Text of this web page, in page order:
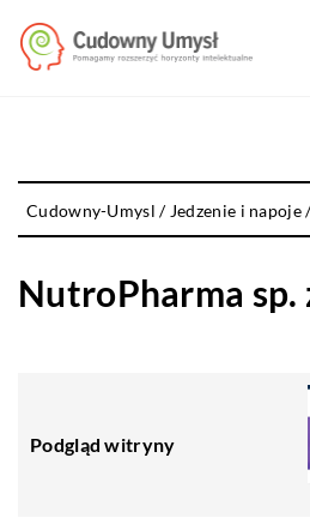
Cudowny-Umysl / Jedzenie i napoje
NutroPharma sp.
Podgląd witryny